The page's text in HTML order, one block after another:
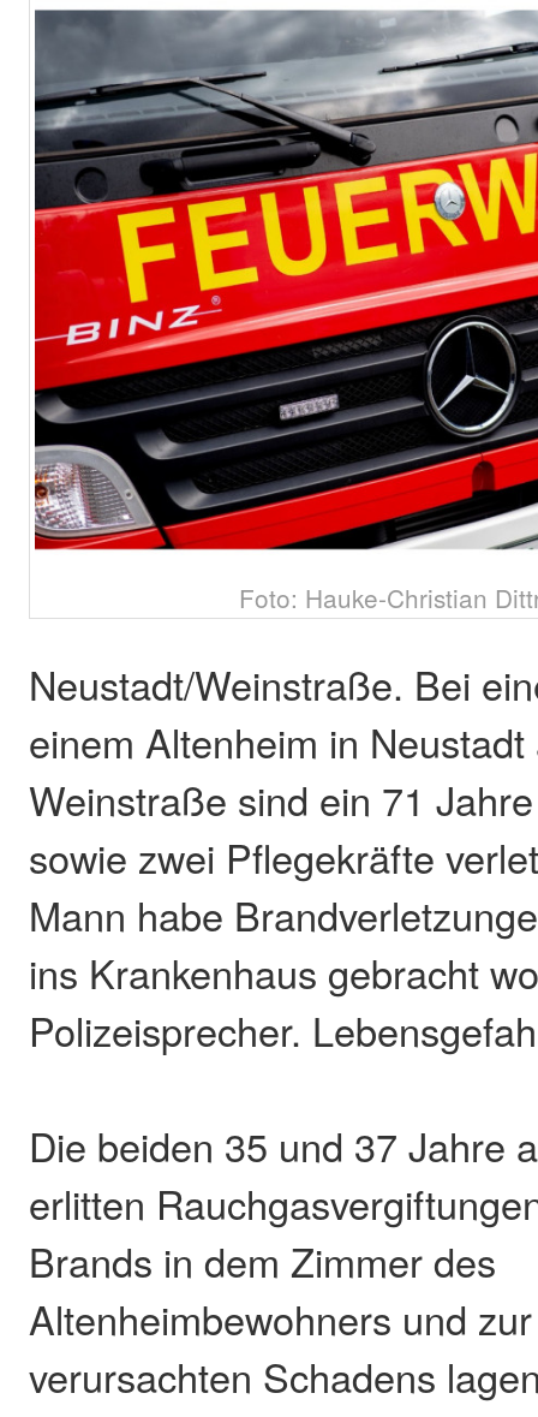
Foto: Hauke-Christian
Neustadt/Weinstraße. Bei
einem Altenheim in
Weinstraße sind ein 71
sowie zwei Pflegekräfte
Mann habe
ins Krankenhaus gebracht
Polizeisprecher.
Die beiden 35 und 37 Jahre
erlitten
Brands in dem Zimmer des
Altenheimbewohners und
verursachten Schadens